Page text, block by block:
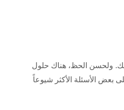
ولحسن الحظ، هناك حلول
بعض الأسئلة الأكثر شيوعاً